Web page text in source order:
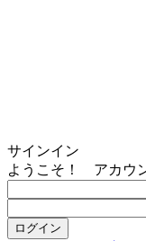
サインイン
ようこそ！ アカウ